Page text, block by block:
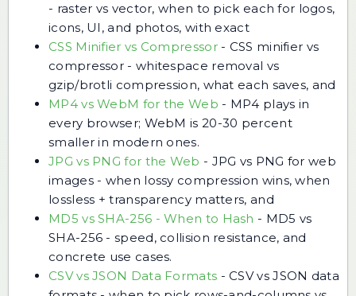
- raster vs vector, when to pick each for logos,
icons, UI, and photos, with exact
CSS Minifier vs Compressor- CSS minifier vs
compressor - whitespace removal vs
gzip/brotli compression, what each saves, and
MP4 vs WebM for the Web - MP4 plays in
every browser; WebM is 20-30 percent
smaller in modern ones.
JPG vs PNG for the Web - JPG vs PNG for web
images - when lossy compression wins, when
lossless + transparency matters, and
MD5 vs SHA-256 - When to Hash - MD5 vs
SHA-256 - speed, collision resistance, and
concrete use cases.
CSV vs JSON Data Formats -CSV vs JSON data